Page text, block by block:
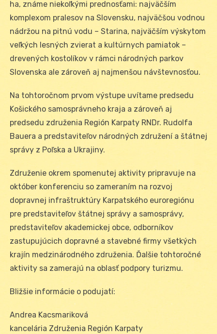
ha, známe niekoľkými prednosťami: najväčším
komplexom pralesov na Slovensku, najväčšou vodnou
nádržou na pitnú vodu – Starina, najväčším výskytom
veľkých lesných zvierat a kultúrnych pamiatok –
drevených kostolíkov v rámci národných parkov
Slovenska ale zároveň aj najmenšou návštevnosťou.
Na tohtoročnom prvom výstupe uvítame predsedu
Košického samosprávneho kraja a zároveň aj
predsedu združenia Región Karpaty RNDr. Rudolfa
Bauera a predstaviteľov národných združení a štátnej
správy z Poľska a Ukrajiny.
Združenie okrem spomenutej aktivity pripravuje na
október konferenciu so zameraním na rozvoj
dopravnej infraštruktúry Karpatského euroregiónu
pre predstaviteľov štátnej správy a samosprávy,
predstaviteľov akademickej obce, odborníkov
zastupujúcich dopravné a stavebné firmy všetkých
krajín medzinárodného združenia. Ďalšie tohtoročné
aktivity sa zamerajú na oblasť podpory turizmu.
Bližšie informácie o podujatí:
Andrea Kacsmariková
kancelária Združenia Región Karpaty